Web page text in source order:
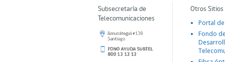
Subsecretaría de
Telecomunicaciones
Otros
Portal
Fondo